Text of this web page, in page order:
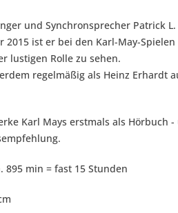
und Synchronsprecher Patrick
2015 ist er bei den Karl-May-Spielen
lustigen Rolle zu sehen.
regelmäßig als Heinz Erhardt
Karl Mays erstmals als
895 min = fast 15 Stunden